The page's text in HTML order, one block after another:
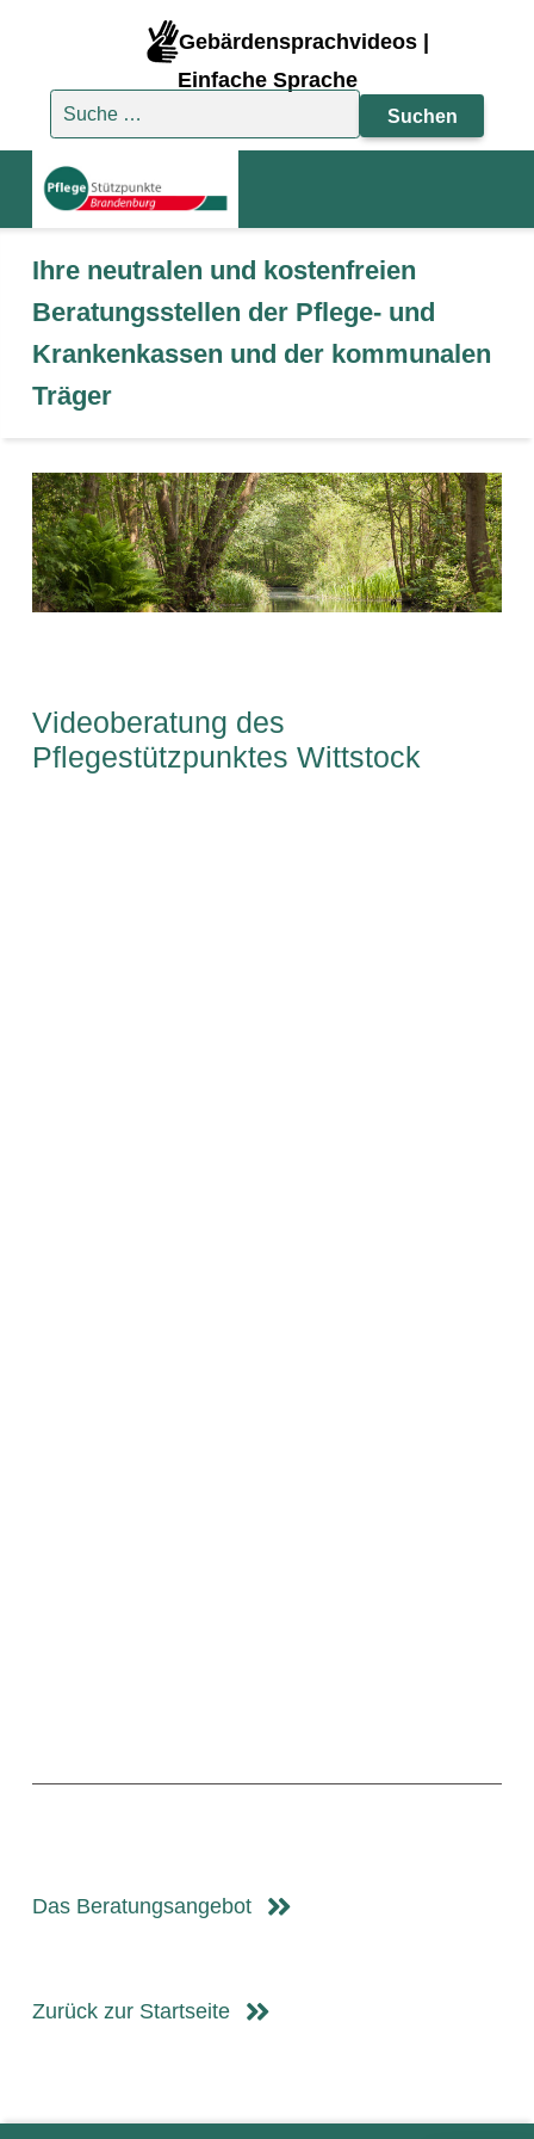
Gebärdensprachvideos |
Einfache Sprache
Suche nach:
Ihre neutralen und kostenfreien
Beratungsstellen der Pflege- und
Krankenkassen und der kommunalen
Träger
Videoberatung des
Pflegestützpunktes Wittstock
Das Beratungsangebot
Zurück zur Startseite
Skip back to main navigation